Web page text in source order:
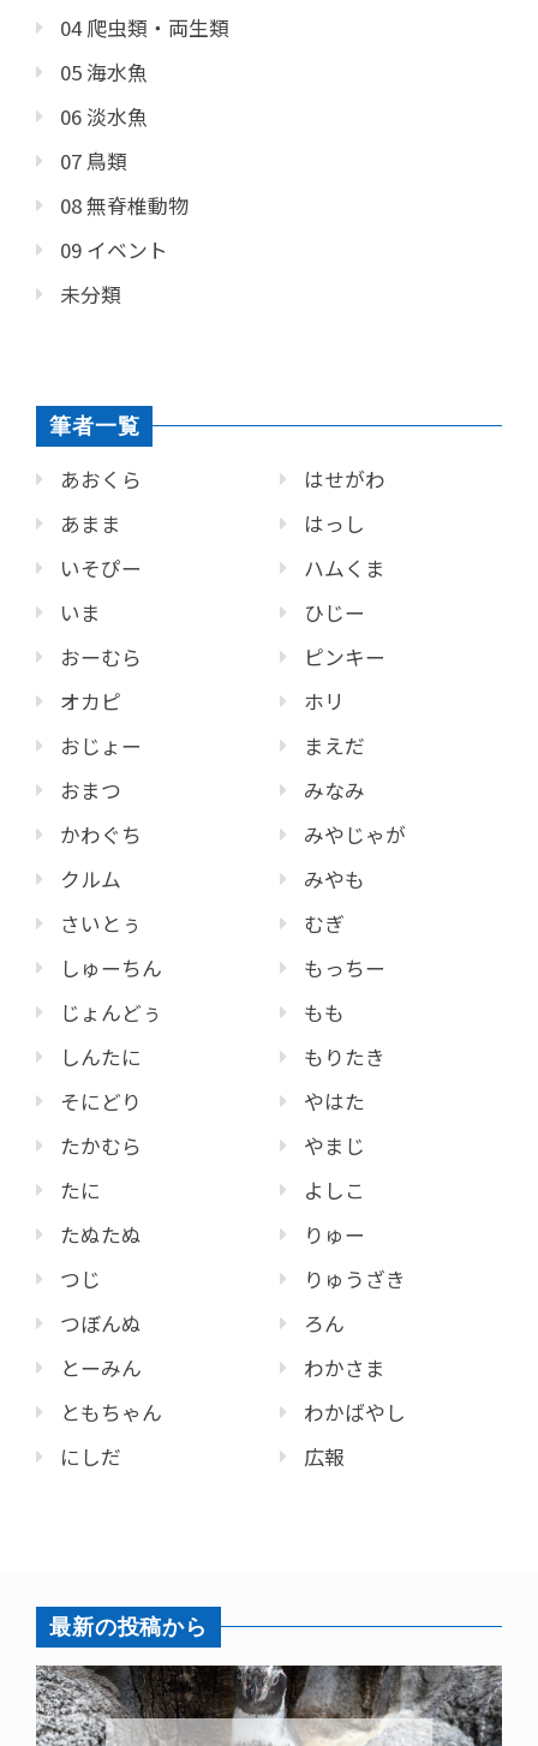
04 爬虫類・両生類
05 海水魚
06 淡水魚
07 鳥類
08 無脊椎動物
09 イベント
未分類
筆者一覧
あおくら
あまま
いそぴー
いま
おーむら
オカピ
おじょー
おまつ
かわぐち
クルム
さいとぅ
しゅーちん
じょんどぅ
しんたに
そにどり
たかむら
たに
たぬたぬ
つじ
つぼんぬ
とーみん
ともちゃん
にしだ
はせがわ
はっし
ハムくま
ひじー
ピンキー
ホリ
まえだ
みなみ
みやじゃが
みやも
むぎ
もっちー
もも
もりたき
やはた
やまじ
よしこ
りゅー
りゅうざき
ろん
わかさま
わかばやし
広報
最新の投稿から